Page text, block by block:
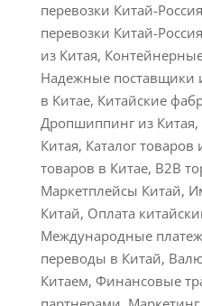
перевозки Китай-
перевозки Китай-
из Китая,
Надежные поставщики
в Китае, Китайские
Дропшиппинг из
Китая, Каталог товаров
товаров в Китае, B2B
Маркетплейсы Китай,
Китай, Оплата
Международные
переводы в Китай,
Китаем, Финансовые